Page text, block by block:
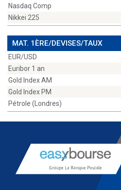
Nasdaq Comp
Nikkei 225
MAT. 1ÈRE/DEVISES/TAUX
EUR/USD
Euribor 1 an
Gold Index AM
Gold Index PM
Pétrole (Londres)